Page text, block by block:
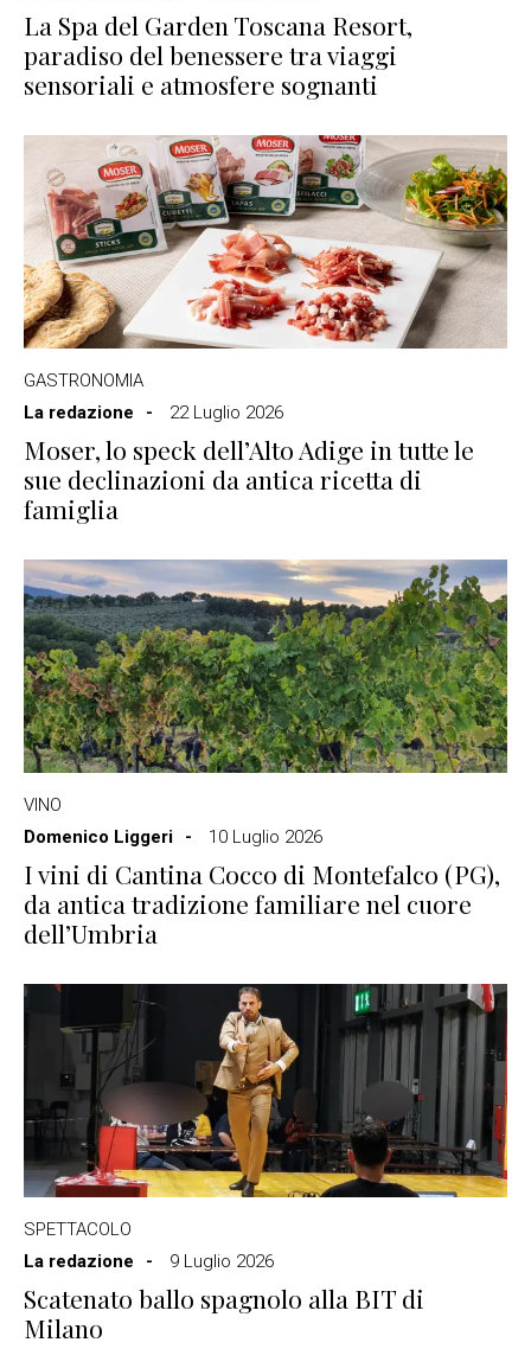
La Spa del Garden Toscana Resort,
paradiso del benessere tra viaggi
sensoriali e atmosfere sognanti
GASTRONOMIA
La redazione
22 Luglio 2026
Moser, lo speck dell’Alto Adige in tutte le
sue declinazioni da antica ricetta di
famiglia
VINO
Domenico Liggeri
10 Luglio 2026
I vini di Cantina Cocco di Montefalco (PG),
da antica tradizione familiare nel cuore
dell’Umbria
SPETTACOLO
La redazione
9 Luglio 2026
Scatenato ballo spagnolo alla BIT di
Milano